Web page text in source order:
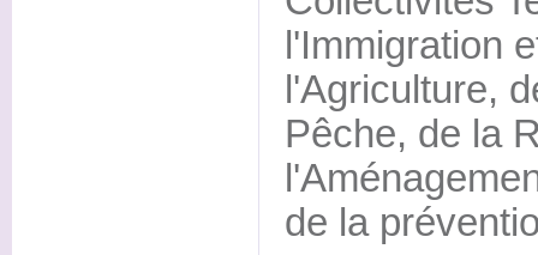
l'Immigration
l'Agriculture,
Pêche, de la
de la